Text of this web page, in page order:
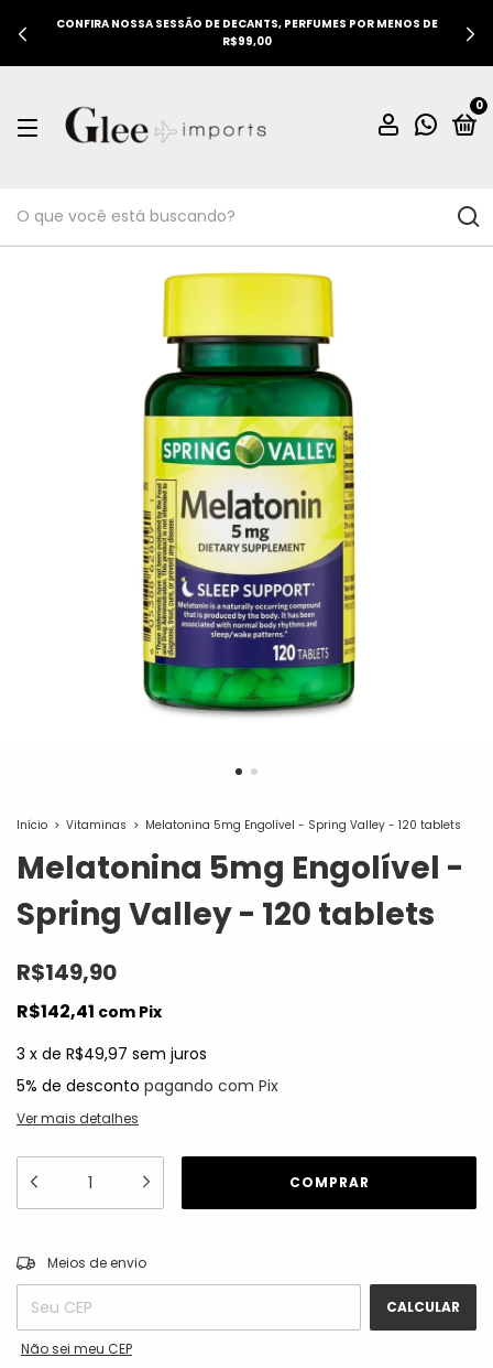
CONFIRA NOSSA SESSÃO DE DECANTS, PERFUMES POR MENOS DE
R$99,00
0
Início > Vitaminas > Melatonina 5mg Engolível - Spring Valley - 120 tablets
Melatonina 5mg Engolível -
Spring Valley - 120 tablets
R$149,90
R$142,41 com Pix
3 x de R$49,97 sem juros
5% de desconto pagando com Pix
Ver mais detalhes
Entregas para o CEP:
Meios de envio
CALCULAR
Não sei meu CEP